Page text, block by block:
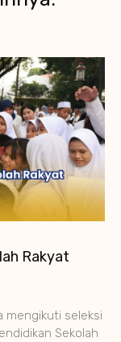
Rakyat
mengikuti seleksi
Sekolah